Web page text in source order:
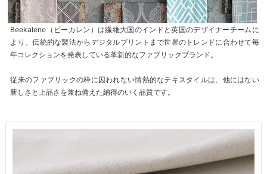
Beekalene（ビーカレン）は繊維大国のインドと英国のデザイナーチームに
より、伝統的な製法からデジタルプリントまで世界のトレンドに合わせて毎
年コレクションを発表している革新的なファブリックブランド。
従来のファブリックの枠に囚われない情熱的なテキスタイルは、他にはない
新しさと上品さを兼ね備えた納得のいく品質です。